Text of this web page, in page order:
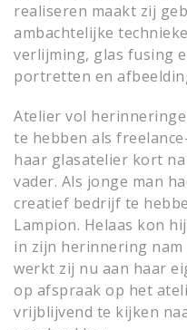
realiseren maakt zij
ambachtelijke
verlijming, glas fusing
portretten en
Atelier vol
te hebben als
haar glasatelier kort
vader. Als jonge man
creatief bedrijf te
Lampion. Helaas kon
in zijn herinnering nam
werkt zij nu aan haar
op afspraak op het
vrijblijvend te kijken